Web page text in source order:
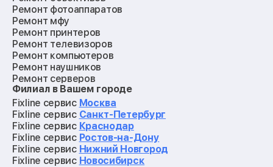
Ремонт фотоаппаратов
Ремонт мфу
Ремонт принтеров
Ремонт телевизоров
Ремонт компьютеров
Ремонт наушников
Ремонт серверов
Ремонт мониторов
Ремонт квадрокоптеров
Ремонт электросамокатов
Ремонт материнских плат
Ремонт видеокарт
Ремонт кофемашин
Ремонт vr систем
Филиал в Вашем городе
Fixline сервис Москва
Fixline сервис Санкт-Петербург
Fixline сервис Краснодар
Fixline сервис Ростов-на-Дону
Fixline сервис Нижний Новгород
Fixline сервис Новосибирск